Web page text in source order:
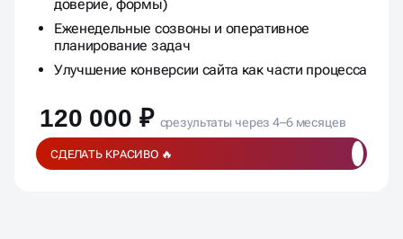
Работа с коммерческими факторами (офферы,
доверие, формы)
Еженедельные созвоны и оперативное
планирование задач
120 000 ₽ срезультаты через 4–6 месяцев